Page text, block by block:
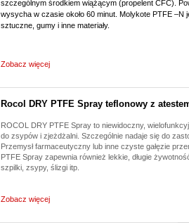
szczególnym środkiem wiążącym (propelent CFC).
wysycha w czasie około 60 minut. Molykote PTFE –N
sztuczne, gumy i inne materiały.
Zobacz więcej
Rocol DRY PTFE Spray teflonowy z
ROCOL DRY PTFE Spray to niewidoczny,
do zsypów i zjeżdżalni. Szczególnie nadaje się do
Przemysł farmaceutyczny lub inne czyste gałęzie
PTFE Spray zapewnia również lekkie, długie
szpilki, zsypy, ślizgi itp.
Zobacz więcej